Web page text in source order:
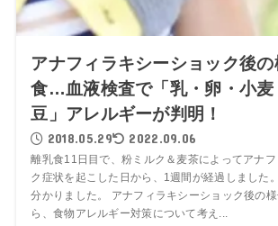
アナフィラキシーショック後
食…血液検査で「乳・卵・小麦
豆」アレルギーが判明！
2018.05.29 2022.09.06
離乳食11日目で、粉ミルク＆麦茶によってアナフ
ク症状を起こした日から、1週間が経過しました
分かりました。 アナフィラキシーショック後の
ら、食物アレルギー対策について考え...